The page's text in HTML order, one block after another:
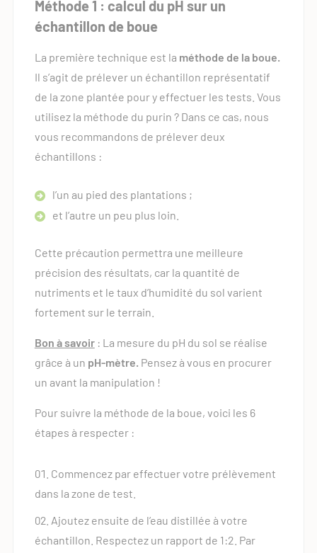
Méthode 1 : calcul du pH sur un
échantillon de boue
La première technique est la méthode de la boue.
Il s’agit de prélever un échantillon représentatif
de la zone plantée pour y effectuer les tests. Vous
utilisez la méthode du purin ? Dans ce cas, nous
vous recommandons de prélever deux
échantillons :
l’un au pied des plantations ;
et l’autre un peu plus loin.
Cette précaution permettra une meilleure
précision des résultats, car la quantité de
nutriments et le taux d’humidité du sol varient
fortement sur le terrain.
Bon à savoir: La mesure du pH du sol se réalise
grâce à un pH-mètre. Pensez à vous en procurer
un avant la manipulation !
Pour suivre la méthode de la boue, voici les 6
étapes à respecter :
Commencez par effectuer votre prélèvement
dans la zone de test.
Ajoutez ensuite de l’eau distillée à votre
échantillon. Respectez un rapport de 1:2. Par